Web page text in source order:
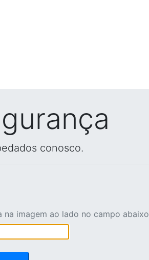
conosco.
na imagem ao lado no campo abaixo